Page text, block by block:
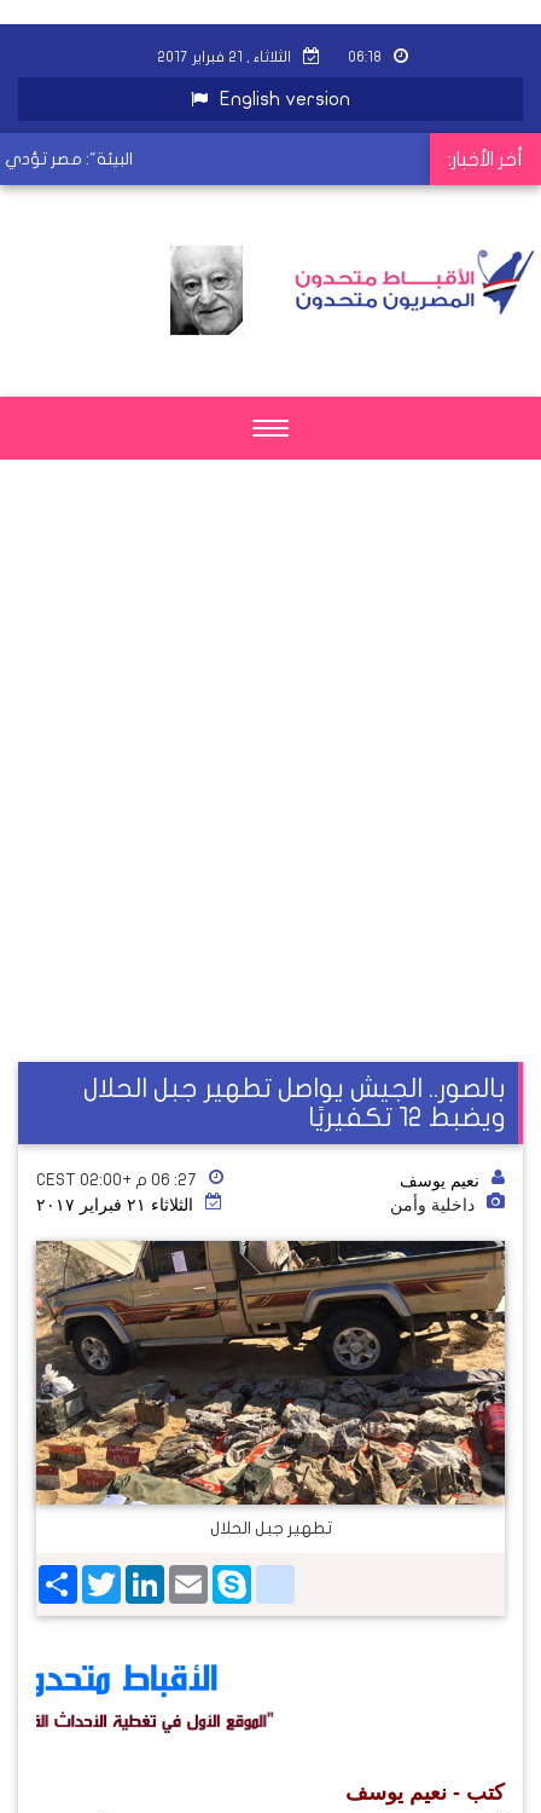
٠٦:١٨ الثلاثاء , ٢١ فبراير ٢٠١٧
English version
أخر الأخبار: "البيئة": مصر تؤدي
Toggle
بالصور.. الجيش يواصل تطهير جبل الحلال
ويضبط 12 تكفيريًا
نعيم يوسف
داخلية وأمن
٢٧: ٠٦ م +02:00 CEST
الثلاثاء ٢١ فبراير ٢٠١٧
تطهير جبل الحلال
ShareTwitterLinkedIn EmailSkype
google_bookmarks
كتب - نعيم يوسف